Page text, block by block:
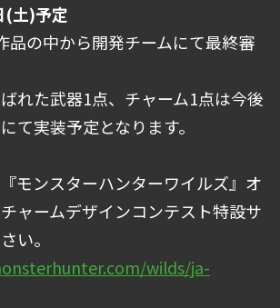
土)予定
品の中から開発チームにて最終審
れた武器1点、チャーム1点は今後
て実装予定となります。
モンスターハンターワイルズ』オ
ャームデザインコンテスト特設サ
い。
wilds/ja-